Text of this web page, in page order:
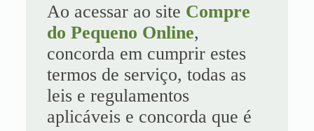
Ao acessar ao site Compre
do Pequeno Online,
concorda em cumprir estes
termos de serviço, todas as
leis e regulamentos
aplicáveis ​​e concorda que é